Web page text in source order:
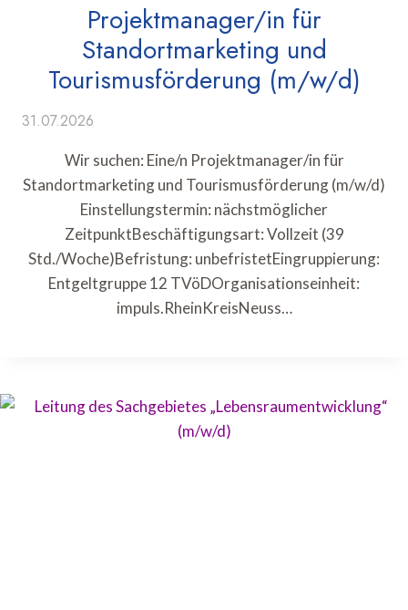
Projektmanager/in für
Standortmarketing und
Tourismusförderung (m/w/d)
31.07.2026
Wir suchen: Eine/n Projektmanager/in für
Standortmarketing und Tourismusförderung (m/w/d)
Einstellungstermin: nächstmöglicher
ZeitpunktBeschäftigungsart: Vollzeit (39
Std./Woche)Befristung: unbefristetEingruppierung:
Entgeltgruppe 12 TVöDOrganisationseinheit:
impuls.RheinKreisNeuss…